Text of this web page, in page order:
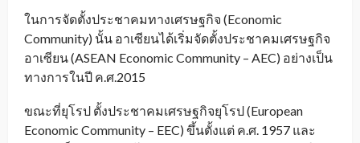
ในการจัดตั้งประชาคมทางเศรษฐกิจ (Economic
Community) นั้น อาเซียนได้เริ่มจัดตั้งประชาคมเศรษฐกิจ
อาเซียน (ASEAN Economic Community – AEC) อย่างเป็น
ทางการในปี ค.ศ.2015
ขณะที่ยุโรป ตั้งประชาคมเศรษฐกิจยุโรป (European
Economic Community – EEC) ขึ้นตั้งแต่ ค.ศ. 1957 และ